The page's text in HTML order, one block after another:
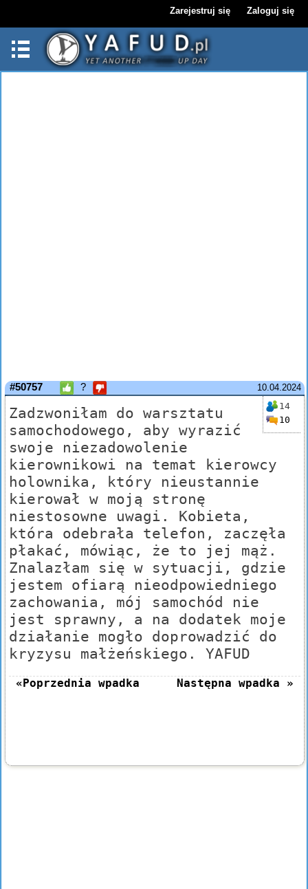
Zarejestruj się Zaloguj się
10.04.2024
#50757 ?
14
10
Zadzwoniłam do warsztatu
samochodowego, aby wyrazić
swoje niezadowolenie
kierownikowi na temat kierowcy
holownika, który nieustannie
kierował w moją stronę
niestosowne uwagi. Kobieta,
która odebrała telefon, zaczęła
płakać, mówiąc, że to jej mąż.
Znalazłam się w sytuacji, gdzie
jestem ofiarą nieodpowiedniego
zachowania, mój samochód nie
jest sprawny, a na dodatek moje
działanie mogło doprowadzić do
kryzysu małżeńskiego. YAFUD
«Poprzednia wpadka Następna wpadka »